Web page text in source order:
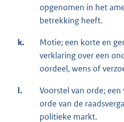
opgenomen in het
betrekking heeft.
k.
Motie; een korte en
verklaring over een
oordeel, wens of
l.
Voorstel van orde;
orde van de
politieke markt.